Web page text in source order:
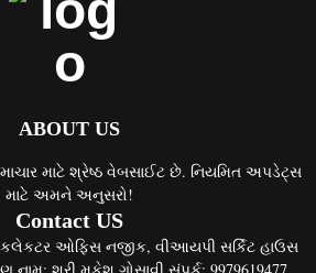
ABOUT US
માટે શ્રેષ્ઠ વેબસાઈટ છે. નિયમિત અપડેટ્સ
માટે અમને અનુસરો!
Contact US
કલેકટર ઓફિસ નજીક, વીઆયપી સર્કિટ હાઉસ